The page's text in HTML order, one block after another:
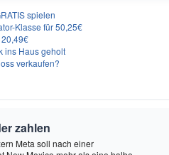
spielen
Klasse für 50,25€
ins Haus geholt
verkaufen?
zahlen
Meta soll nach einer